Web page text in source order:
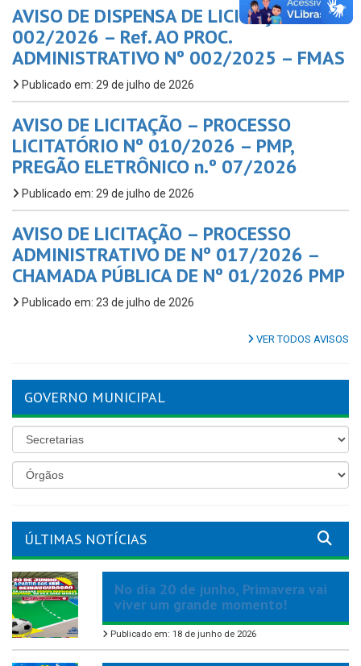
AVISO DE DISPENSA DE LICITAÇÃO Nº
002/2026 – Ref. AO PROC.
ADMINISTRATIVO Nº 002/2025 – FMAS
Publicado em: 29 de julho de 2026
AVISO DE LICITAÇÃO – PROCESSO
LICITATÓRIO Nº 010/2026 – PMP,
PREGÃO ELETRÔNICO n.º 07/2026
Publicado em: 29 de julho de 2026
AVISO DE LICITAÇÃO – PROCESSO
ADMINISTRATIVO DE Nº 017/2026 –
CHAMADA PÚBLICA DE Nº 01/2026 PMP
Publicado em: 23 de julho de 2026
VER TODOS AVISOS
GOVERNO MUNICIPAL
ÚLTIMAS NOTÍCIAS
No dia 20 de junho, Primavera vai
viver um grande momento!
Publicado em: 18 de junho de 2026